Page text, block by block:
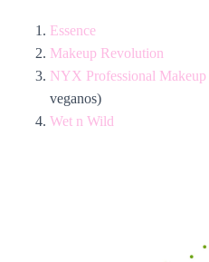
Essence
Makeup Revolution
NYX Professional Makeup
veganos)
Wet n Wild